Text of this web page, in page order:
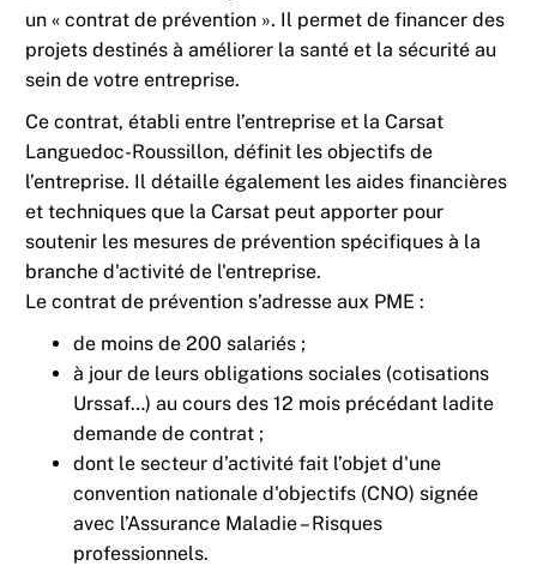
un « contrat de prévention ». Il permet de financer des
projets destinés à améliorer la santé et la sécurité au
sein de votre entreprise.
Ce contrat, établi entre l’entreprise et la Carsat
Languedoc-Roussillon, définit les objectifs de
l’entreprise. Il détaille également les aides financières
et techniques que la Carsat peut apporter pour
soutenir les mesures de prévention spécifiques à la
branche d'activité de l'entreprise.
Le contrat de prévention s’adresse aux PME :
de moins de 200 salariés ;
à jour de leurs obligations sociales (cotisations
Urssaf…) au cours des 12 mois précédant ladite
demande de contrat ;
dont le secteur d’activité fait l’objet d'une
convention nationale d'objectifs (CNO) signée
avec l’Assurance Maladie – Risques
professionnels.